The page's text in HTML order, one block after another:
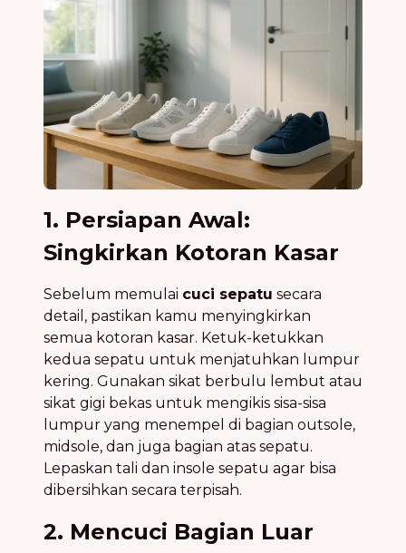
1. Persiapan Awal:
Singkirkan Kotoran Kasar
Sebelum memulai cuci sepatu secara
detail, pastikan kamu menyingkirkan
semua kotoran kasar. Ketuk-ketukkan
kedua sepatu untuk menjatuhkan lumpur
kering. Gunakan sikat berbulu lembut atau
sikat gigi bekas untuk mengikis sisa-sisa
lumpur yang menempel di bagian outsole,
midsole, dan juga bagian atas sepatu.
Lepaskan tali dan insole sepatu agar bisa
dibersihkan secara terpisah.
2. Mencuci Bagian Luar